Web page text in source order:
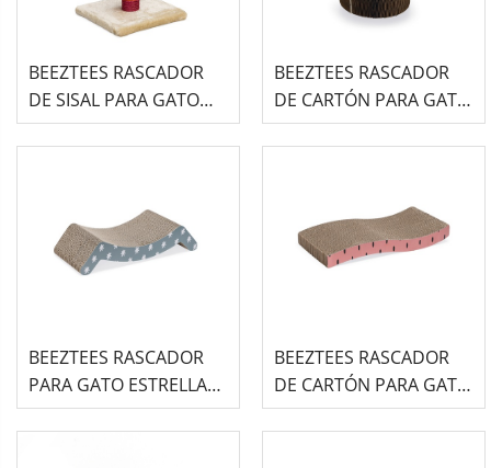
BEEZTEES RASCADOR
DE SISAL PARA GATO
ARCOÍRIS ANJA
BEEZTEES RASCADOR
DE CARTÓN PARA GATO
MARRÓN SIEP
BEEZTEES RASCADOR
PARA GATO ESTRELLA
AZUL
BEEZTEES RASCADOR
DE CARTÓN PARA GATO
CON PUNTOS ROSAS